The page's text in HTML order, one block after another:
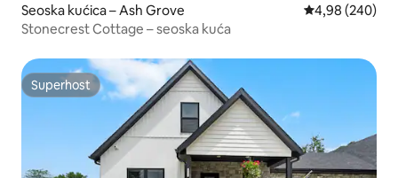
Seoska kućica – Ash Grove Prosječna
4,98 (240)
Stonecrest Cottage – seoska kuća
Superhost
Superhost